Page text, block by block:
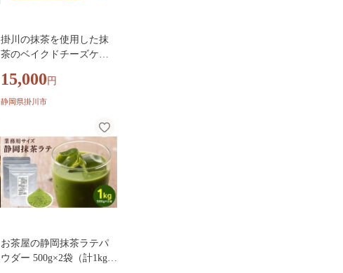
掛川の抹茶を使用した抹
茶のベイクドチーズケー
15,000 円
静岡県掛川市
お茶屋の静岡抹茶ラテパ
ウダー 500g×2袋（計1kg）